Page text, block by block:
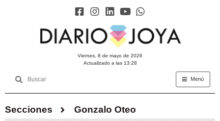
viernes, 8 de mayo de 2026
Actualizado a las 13:28
Menú
Secciones Gonzalo Oteo